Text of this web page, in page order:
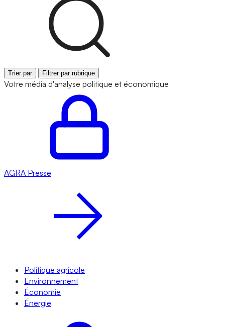
Trier par Filtrer par rubrique
Votre média d'analyse politique et économique
AGRA Presse
Politique agricole
Environnement
Économie
Énergie